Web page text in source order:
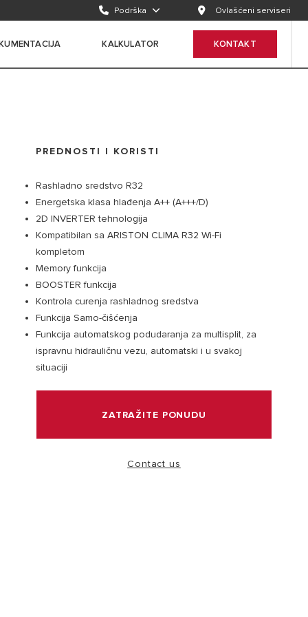
Podrška Ovlašćeni serviseri
POSETITE
Zašto izabrati Ariston bojler?
Širok asortiman bojlera Ariston je dizajniran da pruži
KALKULATOR KONTAKT
PREDNOSTI I KORISTI
Rashladno sredstvo R32
Energetska klasa hlađenja A++ (A+++/D)
2D INVERTER tehnologija
Kompatibilan sa ARISTON CLIMA R32 Wi-Fi
kompletom
Memory funkcija
BOOSTER funkcija
Kontrola curenja rashladnog sredstva
Funkcija Samo-čišćenja
Funkcija automatskog podudaranja za multisplit, za
ispravnu hidrauličnu vezu, automatski i u svakoj
situaciji
ZATRAŽITE PONUDU
Contact us